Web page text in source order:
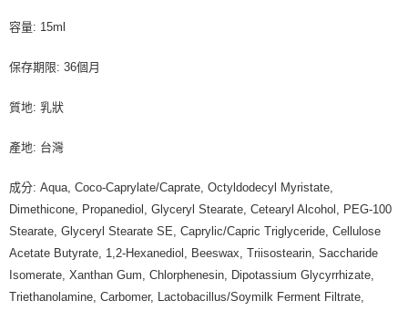
容量: 15ml
保存期限: 36個月
質地: 乳狀
產地: 台灣
成分: Aqua, Coco-Caprylate/Caprate, Octyldodecyl Myristate,
Dimethicone, Propanediol, Glyceryl Stearate, Cetearyl Alcohol, PEG-100
Stearate, Glyceryl Stearate SE, Caprylic/Capric Triglyceride, Cellulose
Acetate Butyrate, 1,2-Hexanediol, Beeswax, Triisostearin, Saccharide
Isomerate, Xanthan Gum, Chlorphenesin, Dipotassium Glycyrrhizate,
Triethanolamine, Carbomer, Lactobacillus/Soymilk Ferment Filtrate,